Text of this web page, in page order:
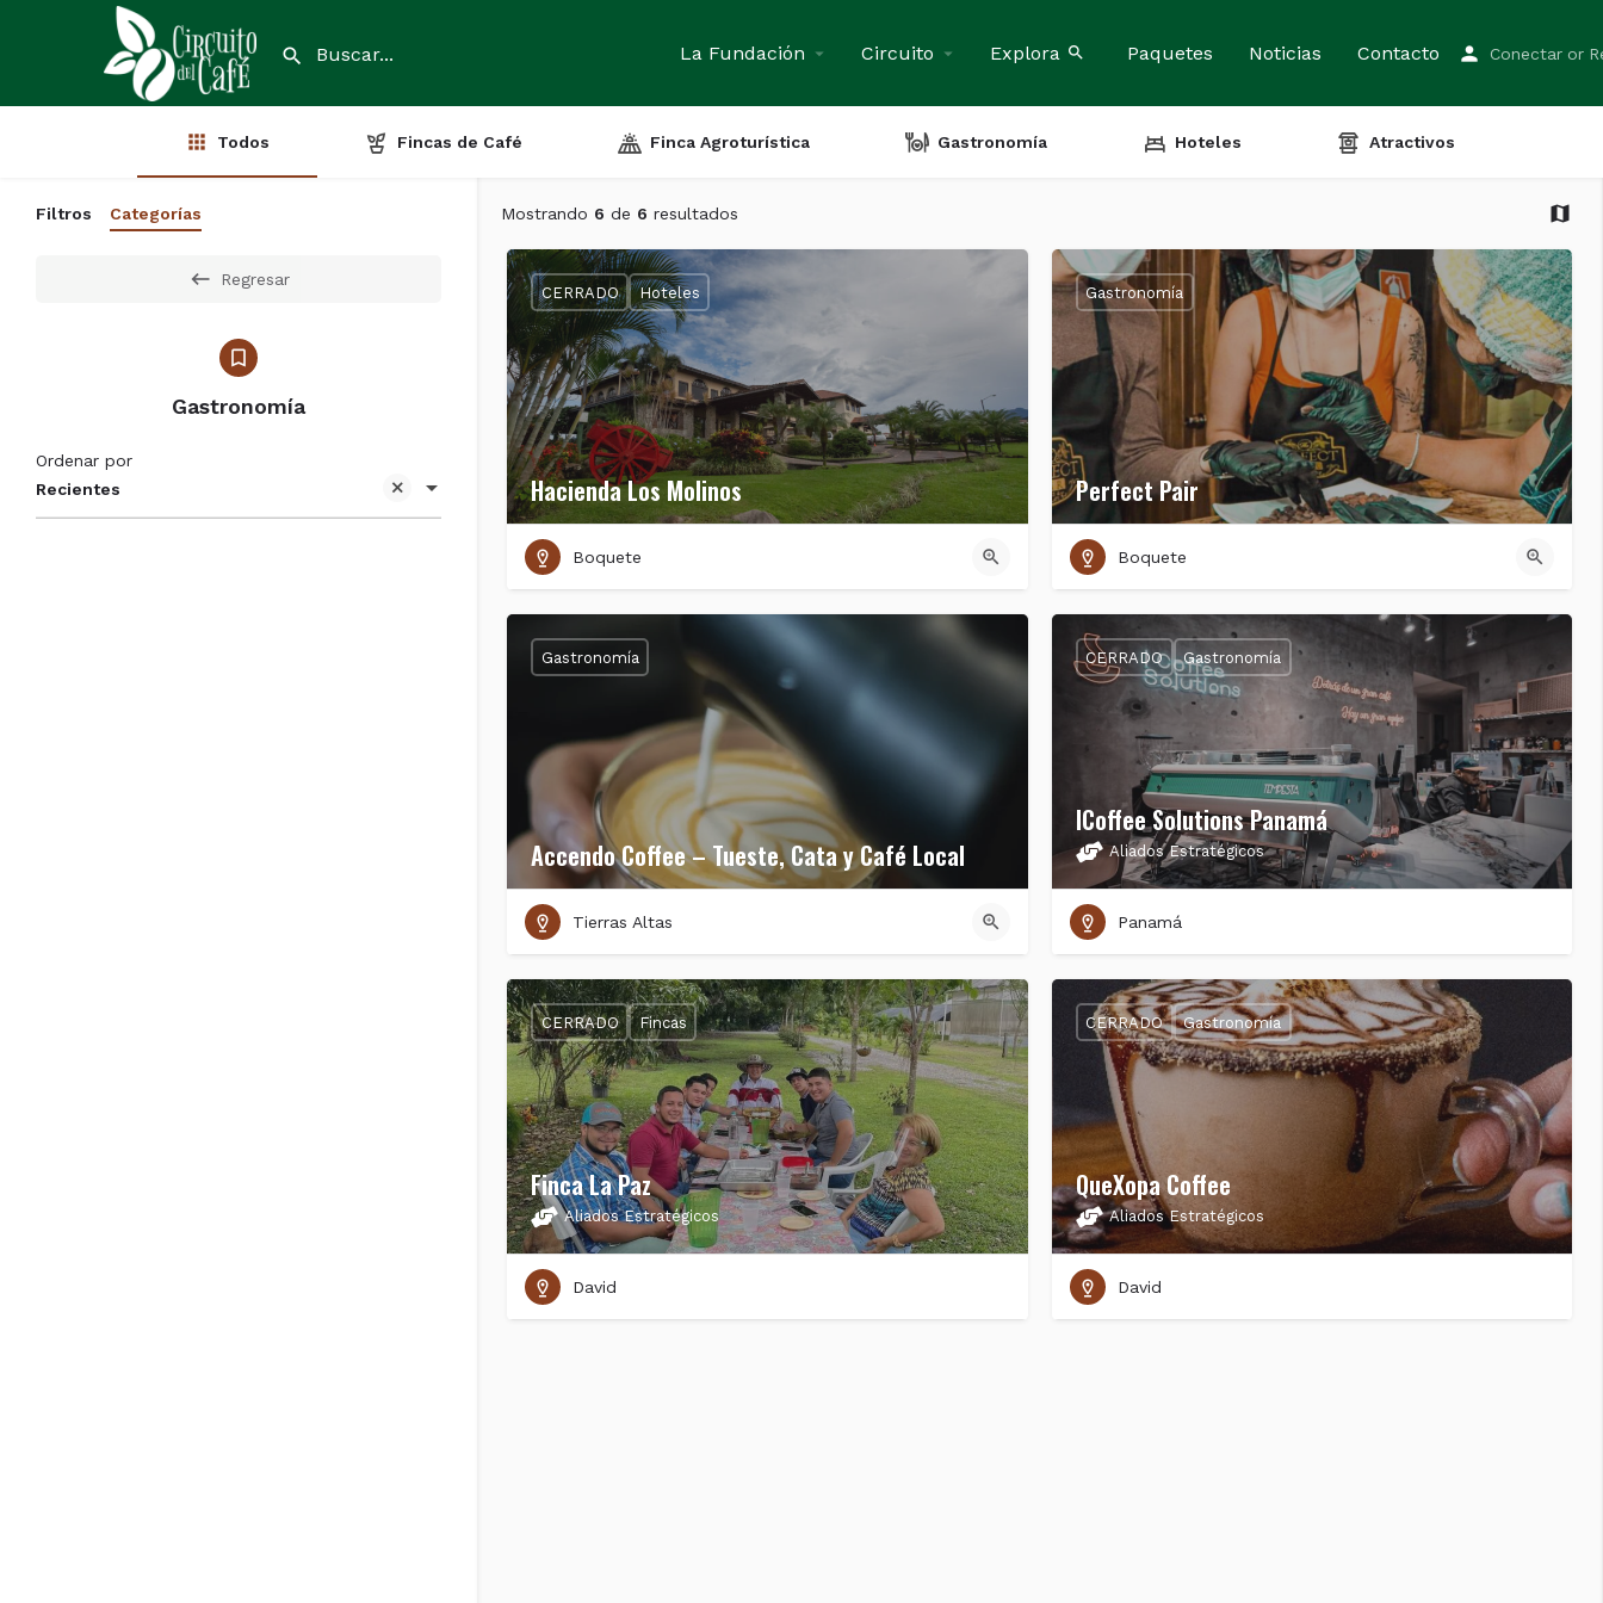
La Fundación Circuito Explora Paquetes Noticias Contacto Conectar or
Todos Fincas de Café Finca Agroturística Gastronomía Hoteles Atractivos
Filtros Categorías
Regresar
Gastronomía
Recientes
Ordenar por
Mostrando 6 de 6 resultados
Hacienda Los Molinos
CERRADO Hoteles
Boquete
Perfect Pair
Gastronomía
Boquete
Accendo Coffee – Tueste, Cata y Café Local
Gastronomía
Tierras Altas
ICoffee Solutions Panamá
Aliados Estratégicos
CERRADO Gastronomía
Panamá
Finca La Paz
Aliados Estratégicos
CERRADO Fincas
David
QueXopa Coffee
Aliados Estratégicos
CERRADO Gastronomía
David